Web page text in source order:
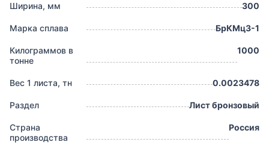
Ширина, мм 300
Марка сплава БрКМц3-1
Килограммов в
тонне
1000
Вес 1 листа, тн 0.0023478
Раздел Лист бронзовый
Страна
производства
Россия